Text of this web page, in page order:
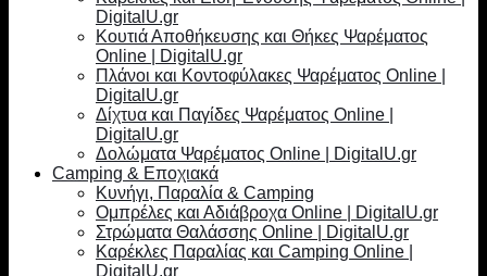
DigitalU.gr
Κουτιά Αποθήκευσης και Θήκες Ψαρέματος
Online | DigitalU.gr
Πλάνοι και Κοντοφύλακες Ψαρέματος Online |
DigitalU.gr
Δίχτυα και Παγίδες Ψαρέματος Online |
DigitalU.gr
Δολώματα Ψαρέματος Online | DigitalU.gr
Camping & Εποχιακά
Κυνήγι, Παραλία & Camping
Ομπρέλες και Αδιάβροχα Online | DigitalU.gr
Στρώματα Θαλάσσης Online | DigitalU.gr
Καρέκλες Παραλίας και Camping Online |
DigitalU.gr